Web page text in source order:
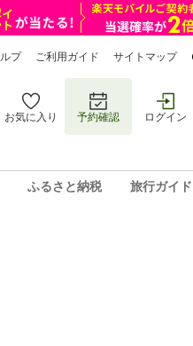
プ ご利用ガイド サイトマップ
お気に入り 予約確認 ログイン
ふるさと納税 旅行ガイド